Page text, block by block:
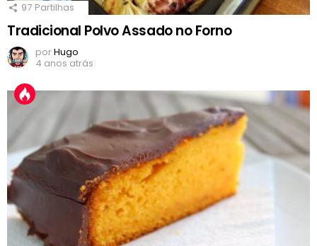
97 Partilhas
Tradicional Polvo Assado no Forno
porHugo
4 anos atrás